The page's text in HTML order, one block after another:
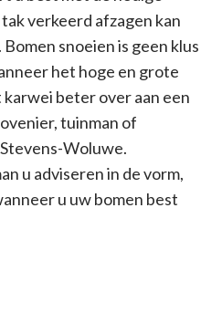
verkeerd afzagen kan
snoeien is geen klus
het hoge en grote
beter over aan een
tuinman of
Woluwe.
u adviseren in de vorm,
u uw bomen best